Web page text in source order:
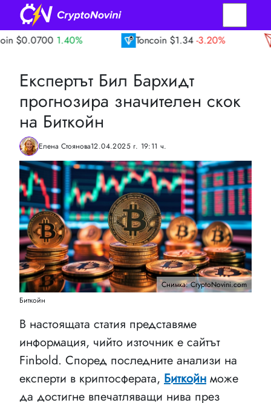
1.40% Toncoin $1.34 -3.20% TRON
Експертът Бил Бархидт
прогнозира значителен скок
на Биткойн
Елена Стоянова12.04.2025 г. 19:11 ч.
Снимка: CryptoNovini.com
Биткойн
В настоящата статия представяме
информация, чийто източник е сайтът
Finbold. Според последните анализи на
експерти в криптосферата, Биткойн може
да достигне впечатляващи нива през